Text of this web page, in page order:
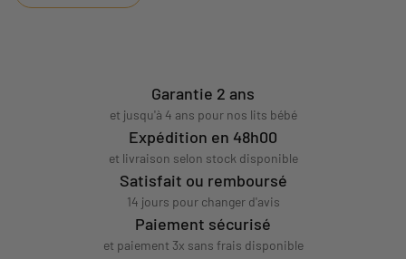
Garantie 2 ans
et jusqu'à 4 ans pour nos lits bébé
Expédition en 48h00
et livraison selon stock disponible
Satisfait ou remboursé
14 jours pour changer d'avis
Paiement sécurisé
et paiement 3x sans frais disponible